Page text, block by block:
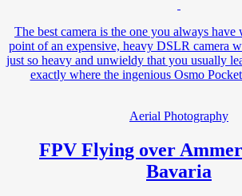
The best camera is the one you always have
point of an expensive, heavy DSLR camera
just so heavy and unwieldy that you usually
exactly where the ingenious Osmo
Aerial Photography
FPV Flying over
Bavaria